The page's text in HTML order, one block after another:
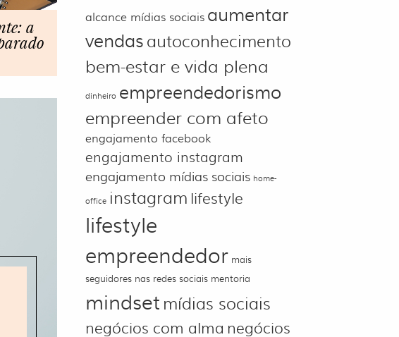
a
alcance mídias sociais aumentar
vendasautoconhecimento
bem-estar e vida plena
dinheiro empreendedorismo
empreender com afeto
engajamento facebook
engajamento instagram
engajamento mídias sociais home-
office instagram lifestyle
lifestyle
empreendedor mais
seguidores nas redes sociais mentoria
mindset mídias sociais
negócios com alma negócios